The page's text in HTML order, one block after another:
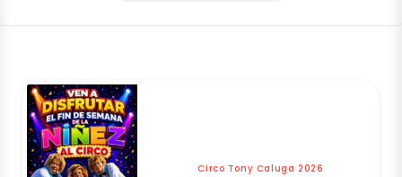
Circo Tony Caluga 2026